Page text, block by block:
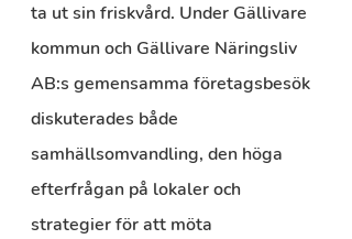
ta ut sin friskvård. Under Gällivare
kommun och Gällivare Näringsliv
AB:s gemensamma företagsbesök
diskuterades både
samhällsomvandling, den höga
efterfrågan på lokaler och
strategier för att möta